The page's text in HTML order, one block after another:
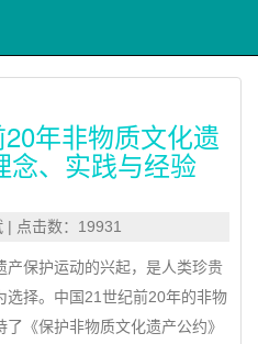
年非物质文化遗
念、实践与经验
| 点击数：19931
产保护运动的兴起，是人类珍贵
选择。中国21世纪前20年的非物
《保护非物质文化遗产公约》